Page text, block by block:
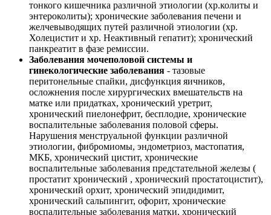
тонкого кишечника различной этиологии (хр.колиты и
энтероколиты); хронические заболевания печени и
желчевыводящих путей различной этиологии (хр.
Холецистит и хр. Неактивный гепатит); хронический
панкреатит в фазе ремиссии.
Заболевания мочеполовой системы и
гинекологические заболевания - тазовые
перитонельные спайки, дисфункция яичников,
осложнения после хирургических вмешательств на
матке или придатках, хронический уретрит,
хронический пиелонефрит, бесплодие, хронические
воспалительные заболевания половой сферы.
Нарушения менструальной функции различной
этиологии, фибромиомы, эндометриоз, мастопатия,
МКБ, хронический цистит, хронические
воспалительные заболевания предстательной железы (
простатит хронический , хронический простатоцистит),
хронический орхит, хронический эпидидимит,
хронический сальпингит, офорит, хронические
воспалительные заболевания матки, хронический